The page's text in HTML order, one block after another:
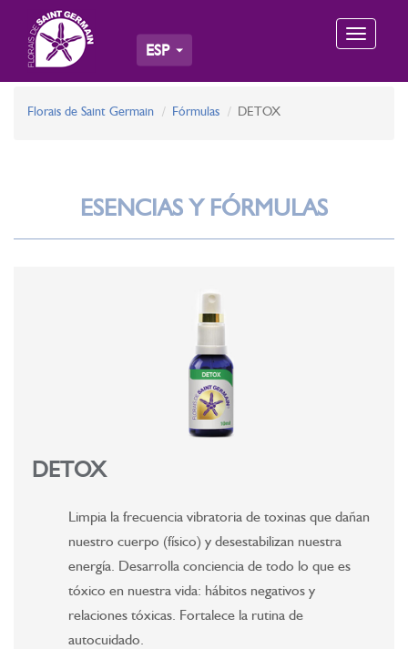
Toggle
ESP
Florais de Saint Germain Fórmulas DETOX
ESENCIAS Y FÓRMULAS
DETOX
Limpia la frecuencia vibratoria de toxinas que dañan
nuestro cuerpo (físico) y desestabilizan nuestra
energía. Desarrolla conciencia de todo lo que es
tóxico en nuestra vida: hábitos negativos y
relaciones tóxicas. Fortalece la rutina de
autocuidado.